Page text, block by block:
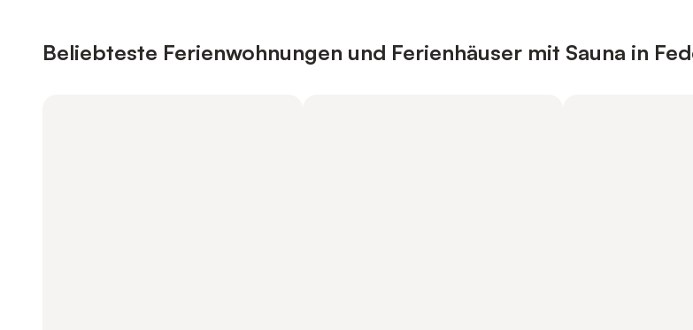
Beliebteste Ferienwohnungen und Ferienhäuser mit Sauna in